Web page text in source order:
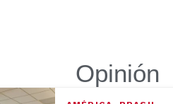
Opinión